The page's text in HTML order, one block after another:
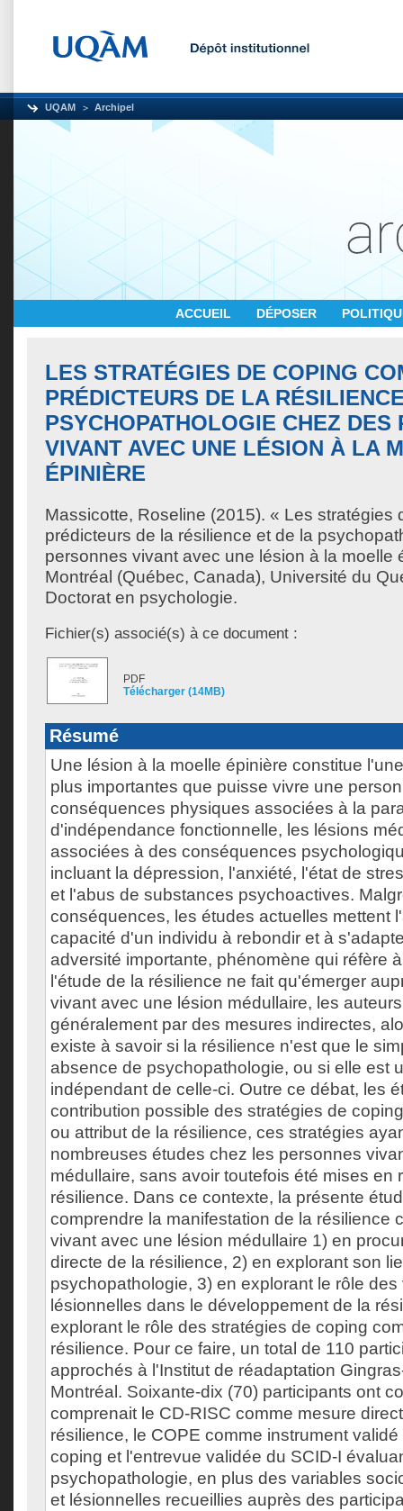
UQAM Archipel
ACCUEIL DÉPOSER
LES STRATÉGIES DE COPING
PRÉDICTEURS DE LA
PSYCHOPATHOLOGIE CHEZ DES
VIVANT AVEC UNE LÉSION À LA
ÉPINIÈRE
Massicotte, Roseline (2015). « Les stratégies
prédicteurs de la résilience et de la
personnes vivant avec une lésion à la moelle
Montréal (Québec, Canada), Université du
Doctorat en psychologie.
Fichier(s) associé(s) à ce document :
PDF
Télécharger (14MB)
Résumé
Une lésion à la moelle épinière constitue
plus importantes que puisse vivre une
conséquences physiques associées à la
d'indépendance fonctionnelle, les lésions
associées à des conséquences
incluant la dépression, l'anxiété, l'état de
et l'abus de substances psychoactives.
conséquences, les études actuelles mettent
capacité d'un individu à rebondir et à
adversité importante, phénomène qui réfère
l'étude de la résilience ne fait qu'émerger
vivant avec une lésion médullaire, les
généralement par des mesures indirectes,
existe à savoir si la résilience n'est que le
absence de psychopathologie, ou si elle est
indépendant de celle-ci. Outre ce débat, les
contribution possible des stratégies de
ou attribut de la résilience, ces stratégies
nombreuses études chez les personnes
médullaire, sans avoir toutefois été mises en
résilience. Dans ce contexte, la présente
comprendre la manifestation de la résilience
vivant avec une lésion médullaire 1) en
directe de la résilience, 2) en explorant son
psychopathologie, 3) en explorant le rôle des
lésionnelles dans le développement de la
explorant le rôle des stratégies de coping
résilience. Pour ce faire, un total de 110
approchés à l'Institut de réadaptation
Montréal. Soixante-dix (70) participants ont
comprenait le CD-RISC comme mesure
résilience, le COPE comme instrument
coping et l'entrevue validée du SCID-I
psychopathologie, en plus des variables
et lésionnelles recueillies auprès des